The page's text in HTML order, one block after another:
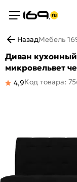
НазадМебель
Диван
микровельвет
4,9Код товара: